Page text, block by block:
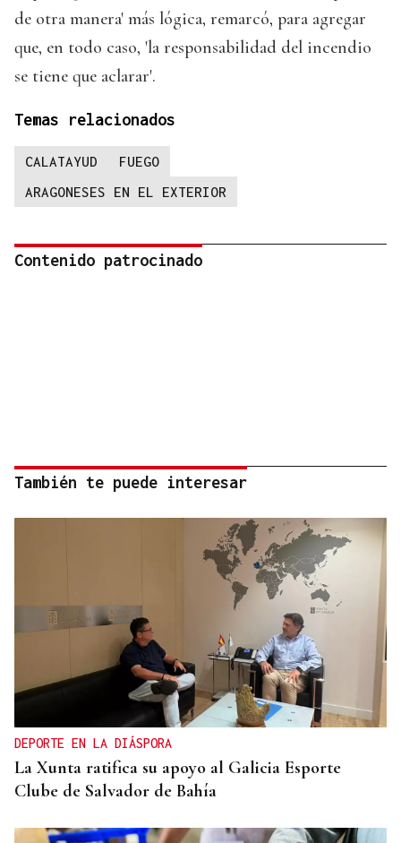
de otra manera' más lógica, remarcó, para agregar
que, en todo caso, 'la responsabilidad del incendio
se tiene que aclarar'.
Temas relacionados
CALATAYUD
FUEGO
ARAGONESES EN EL EXTERIOR
Contenido patrocinado
También te puede interesar
DEPORTE EN LA DIÁSPORA
La Xunta ratifica su apoyo al Galicia Esporte
Clube de Salvador de Bahía